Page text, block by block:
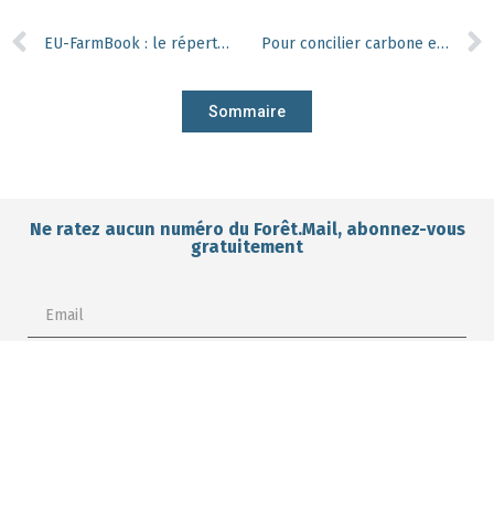
EU-FarmBook : le répertoire des résultats des recherches financées par l’Union européenne Pour concilier carbone et biodiversité, privilégiez le bois mort !
Sommaire
Ne ratez aucun numéro du Forêt.Mail, abonnez-vous
gratuitement